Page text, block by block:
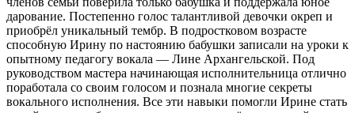
дарование. Постепенно голос талантливой девочки окреп и
приобрёл уникальный тембр. В подростковом возрасте
способную Ирину по настоянию бабушки записали на уроки к
опытному педагогу вокала — Лине Архангельской. Под
руководством мастера начинающая исполнительница отлично
поработала со своим голосом и познала многие секреты
вокального исполнения. Все эти навыки помогли Ирине стать